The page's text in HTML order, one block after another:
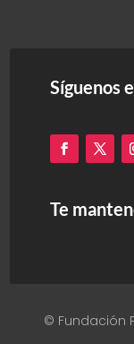
Síguenos
Te
© Fundación